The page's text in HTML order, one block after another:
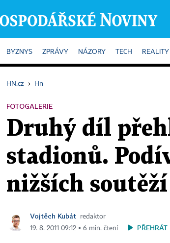
HOME
BYZNYS ZPRÁVY NÁZORY TECH REALITY
HN.cz › Hn
FOTOGALERIE
Druhý díl
stadionů.
nižších soutěží
Vojtěch Kubát
redaktor
19. 8. 2011 09:12 ▪ 6 min. čtení